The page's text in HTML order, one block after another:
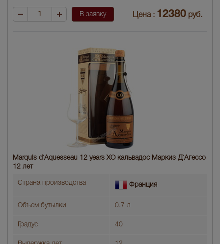
В заявку Цена : 12380 руб.
Marquis d`Aquesseau 12 years XO кальвадос Маркиз Д`Агессо
12 лет
Страна производства Франция
Объем бутылки 0.7 л
Градус 40